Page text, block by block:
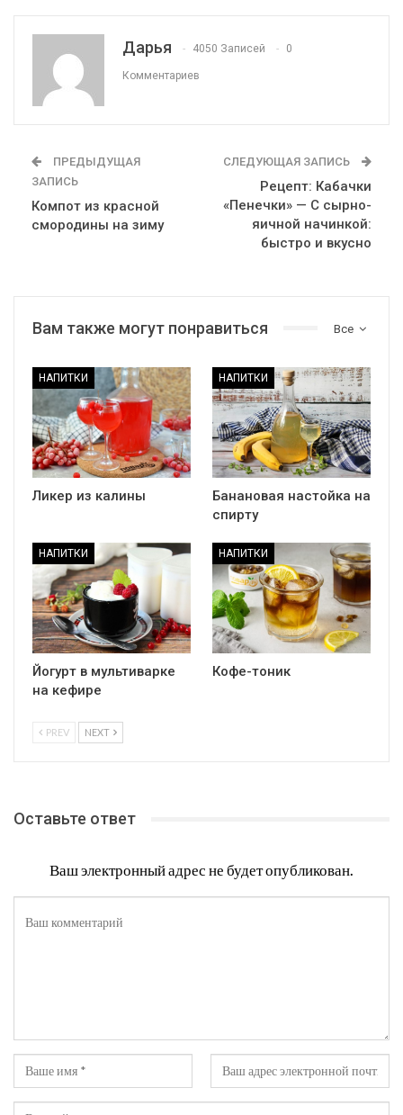
Дарья 4050 Записей 0
Комментариев
ПРЕДЫДУЩАЯ
ЗАПИСЬ
Компот из красной
смородины на зиму
СЛЕДУЮЩАЯ ЗАПИСЬ
Рецепт: Кабачки
«Пенечки» — С сырно-
яичной начинкой:
быстро и вкусно
Все
Вам также могут понравиться
НАПИТКИ
Ликер из калины
НАПИТКИ
Банановая настойка на
спирту
НАПИТКИ
Йогурт в мультиварке
на кефире
НАПИТКИ
Кофе-тоник
PREV NEXT
Оставьте ответ
Ваш электронный адрес не будет опубликован.